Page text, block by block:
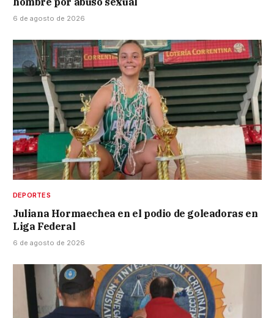
6 de agosto de 2026
DEPORTES
Juliana Hormaechea en el podio de goleadoras en
Liga Federal
6 de agosto de 2026